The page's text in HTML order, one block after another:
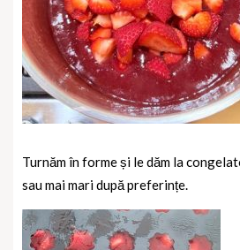
Turnăm în forme și le dăm la
sau mai mari după preferințe.